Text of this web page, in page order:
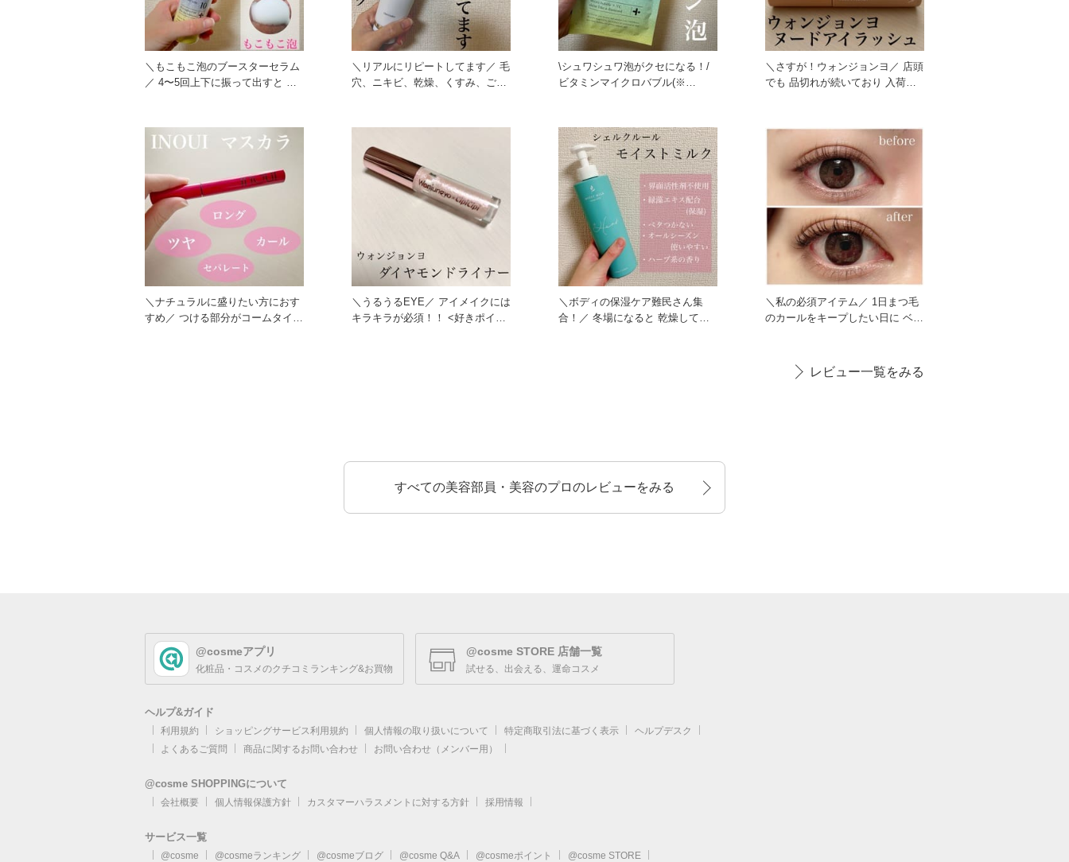
＼もこもこ泡のブースターセラム
／ 4〜5回上下に振って出すと も
＼リアルにリピートしてます／ 毛
穴、ニキビ、乾燥、くすみ、ごわ
\シュワシュワ泡がクセになる！/
ビタミンマイクロバブル(※
＼さすが！ウォンジョンヨ／ 店頭
でも 品切れが続いており 入荷し
＼ナチュラルに盛りたい方におす
すめ／ つける部分がコームタイプ
＼うるうるEYE／ アイメイクには
キラキラが必須！！ <好きポイン
＼ボディの保湿ケア難民さん集
合！／ 冬場になると 乾燥して痒
＼私の必須アイテム／ 1日まつ毛
のカールをキープしたい日に ベー
レビュー一覧をみる
すべての美容部員・美容のプロのレビューをみる
@cosmeアプリ
化粧品・コスメのクチコミランキング&お買物
@cosme STORE 店舗一覧
試せる、出会える、運命コスメ
ヘルプ&ガイド
利用規約 ショッピングサービス利用規約 個人情報の取り扱いについて 特定商取引法に基づく表示
ヘルプデスク
よくあるご質問
商品に関するお問い合わせ お問い合わせ（メンバー用）
@cosme SHOPPINGについて
会社概要 個人情報保護方針 カスタマーハラスメントに対する方針 採用情報
サービス一覧
@cosme @cosmeランキング @cosmeブログ @cosme Q&A @cosmeポイント @cosme STORE